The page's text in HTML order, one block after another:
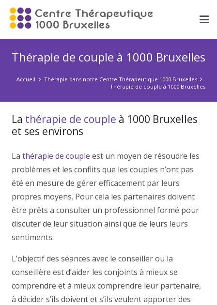
Thérapie de couple à 1000 Bruxelles
Accueil
Thérapie dans notre Centre Thérapeutique 1000 Bruxelles
Thérapie de couple à 1000 Bruxelles
La thérapie de couple à 1000 Bruxelles
et ses environs
La thérapie de couple est un moyen de résoudre les
problèmes et les conflits que les couples n’ont pas
été en mesure de gérer efficacement par leurs
propres moyens. Pour cela les partenaires doivent
être prêts a consulter un professionnel formé pour
discuter de leur situation ainsi que de leurs leurs
sentiments.
L’objectif des séances avec le conseiller ou la
conseillère est d’aider les conjoints à mieux se
comprendre et à mieux comprendre leur partenaire,
à décider s’ils doivent et s’ils veulent apporter des